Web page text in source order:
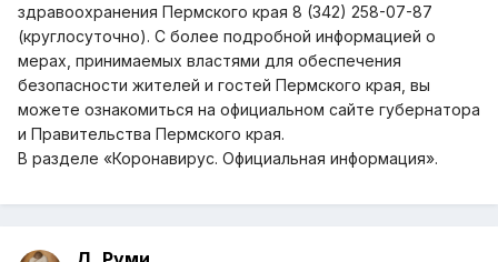
здравоохранения Пермского края 8 (342) 258-07-87
(круглосуточно). С более подробной информацией о
мерах, принимаемых властями для обеспечения
безопасности жителей и гостей Пермского края, вы
можете ознакомиться на официальном сайте губернатора
и Правительства Пермского края.
В разделе «Коронавирус. Официальная информация».